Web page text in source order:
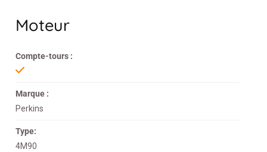
Moteur
Compte-tours :
Marque :
Perkins
Type:
4M90